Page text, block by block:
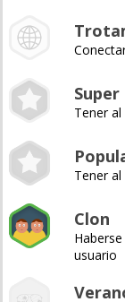
Tener
Tener
Clon
usuario